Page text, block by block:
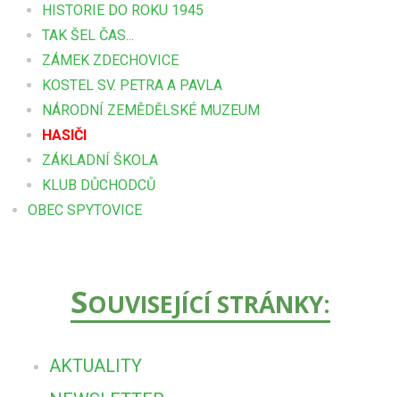
HISTORIE DO ROKU 1945
TAK ŠEL ČAS...
ZÁMEK ZDECHOVICE
KOSTEL SV. PETRA A PAVLA
NÁRODNÍ ZEMĚDĚLSKÉ MUZEUM
HASIČI
ZÁKLADNÍ ŠKOLA
KLUB DŮCHODCŮ
OBEC SPYTOVICE
SOUVISEJÍCÍ STRÁNKY:
AKTUALITY